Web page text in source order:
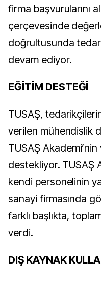
firma başvurularını
çerçevesinde
doğrultusunda
devam ediyor.
EĞİTİM DESTEĞİ
TUSAŞ,
verilen mühendislik
TUSAŞ
destekliyor. TUSAŞ
kendi personelinin
sanayi firmasında
farklı başlıkta,
verdi.
DIŞ KAYNAK